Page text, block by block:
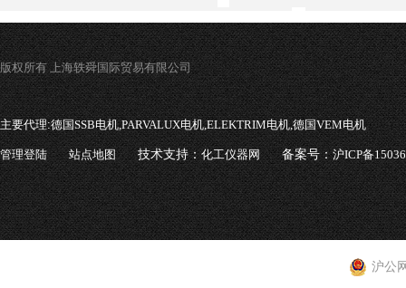
版权所有 上海轶舜国际贸易有限公司
主要代理:德国SSB电机,PARVALUX电机,ELEKTRIM电机,德国VEM电机
管理登陆 站点地图 技术支持：化工仪器网 备案号：沪ICP备
沪公